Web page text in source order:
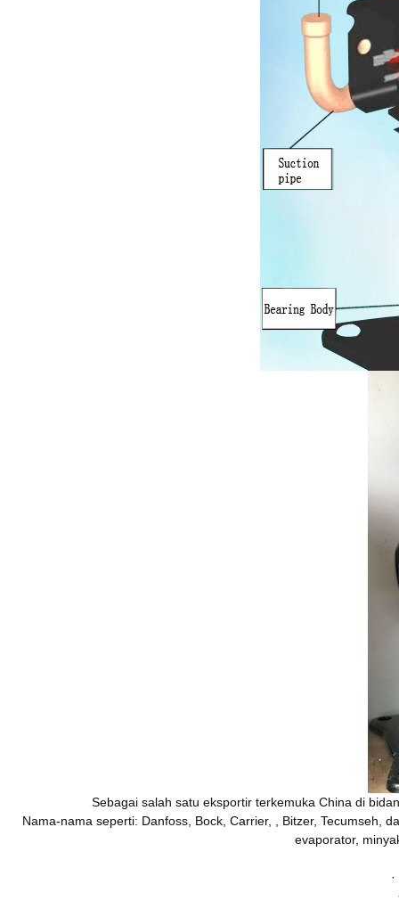
Sebagai salah satu eksportir terkemuka China di
Nama-nama seperti: Danfoss, Bock, Carrier, , Bitzer, Tecumseh,
evaporator,